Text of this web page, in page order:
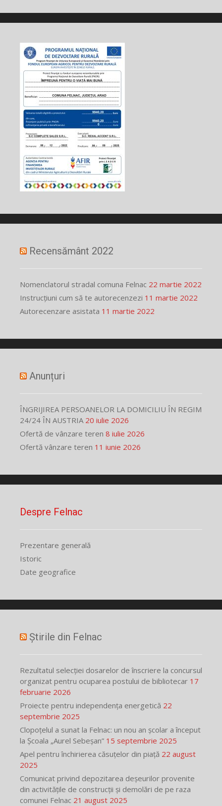
Recensământ 2022
Nomenclatorul stradal comuna Felnac 22 martie 2022
Instrucțiuni cum să te autorecenzezi 11 martie 2022
Autorecenzare asistata 11 martie 2022
Anunțuri
ÎNGRIJIREA PERSOANELOR LA DOMICILIU ÎN REGIM
24/24 ÎN AUSTRIA 20 iulie 2026
Ofertă de vânzare teren 8 iulie 2026
Ofertă vânzare teren 11 iunie 2026
Despre Felnac
Prezentare generală
Istoric
Date geografice
Știrile din Felnac
Rezultatul selecției dosarelor de înscriere la concursul
organizat pentru ocuparea postului de bibliotecar 17
februarie 2026
Proiecte pentru independența energetică 22
septembrie 2025
Clopoțelul a sunat la Felnac: un nou an școlar a început
la Școala „Aurel Sebeșan” 15 septembrie 2025
Apel pentru închirierea căsuțelor din piață 22 august
2025
Comunicat privind depozitarea deșeurilor provenite
din activitățile de construcții și demolări de pe raza
comunei Felnac 21 august 2025